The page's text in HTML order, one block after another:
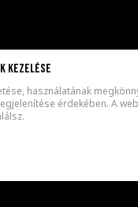
kezelése
használatának
érdekében. A